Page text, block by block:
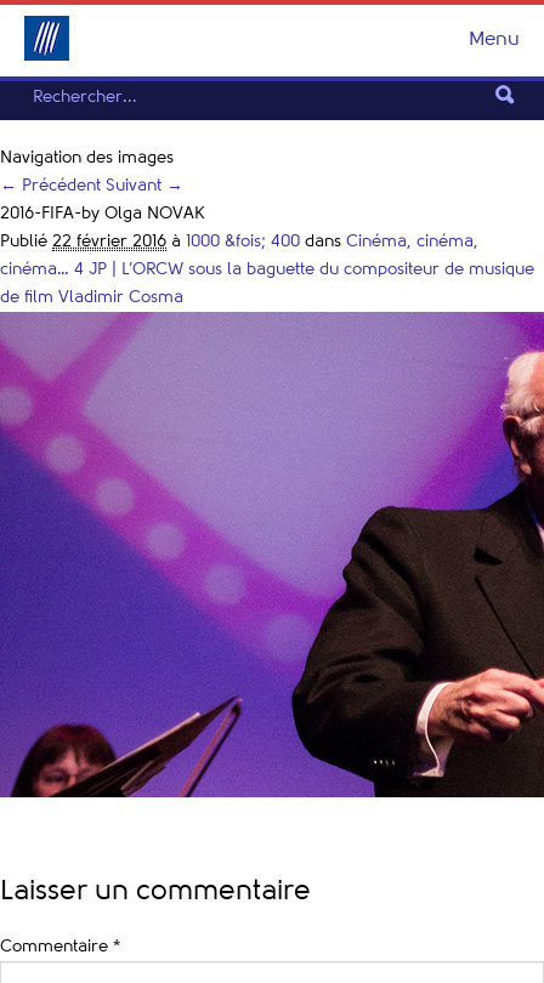
Menu
Navigation des images
← Précédent Suivant →
2016-FIFA-by Olga NOVAK
Publié 22 février 2016 à 1000 &fois; 400 dans Cinéma, cinéma,
cinéma… 4 JP | L’ORCW sous la baguette du compositeur de musique
de film Vladimir Cosma
Laisser un commentaire
Commentaire *